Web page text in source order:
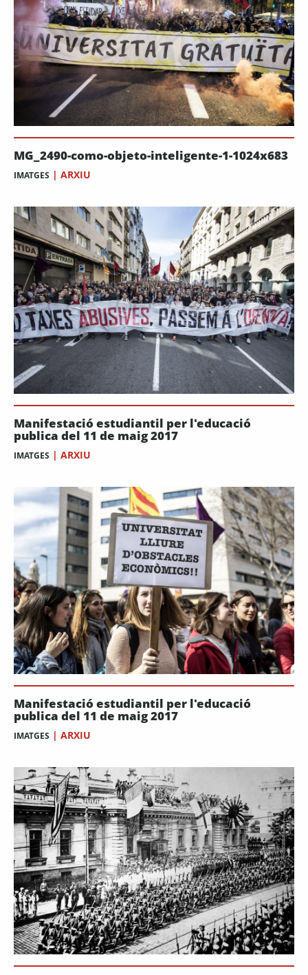
MG_2490-como-objeto-inteligente-1-1024x683
IMATGES | ARXIU
Manifestació estudiantil per l'educació
publica del 11 de maig 2017
IMATGES | ARXIU
Manifestació estudiantil per l'educació
publica del 11 de maig 2017
IMATGES | ARXIU